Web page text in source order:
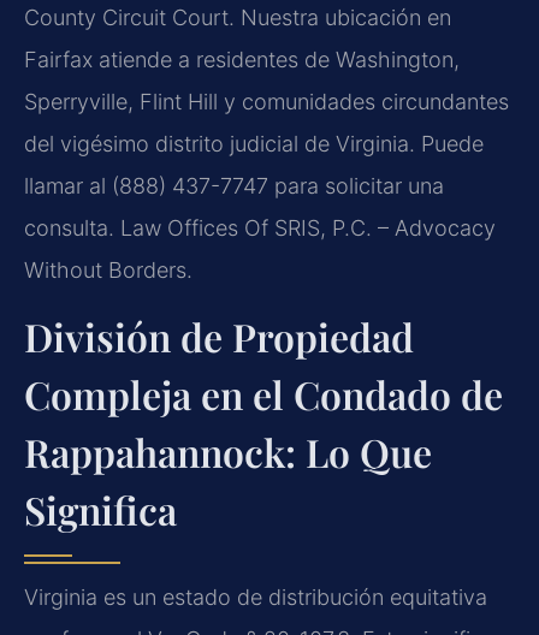
County Circuit Court. Nuestra ubicación en
Fairfax atiende a residentes de Washington,
Sperryville, Flint Hill y comunidades circundantes
del vigésimo distrito judicial de Virginia. Puede
llamar al (888) 437-7747 para solicitar una
consulta. Law Offices Of SRIS, P.C. – Advocacy
Without Borders.
División de Propiedad
Compleja en el Condado de
Rappahannock: Lo Que
Significa
Virginia es un estado de distribución equitativa